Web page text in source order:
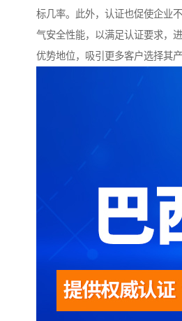
标几率。此外，认证也促使企业
气安全性能，以满足认证要求，
优势地位，吸引更多客户选择其产